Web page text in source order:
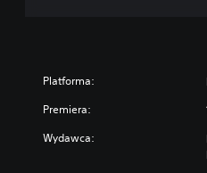
Platforma:
Premiera:
Wydawca: